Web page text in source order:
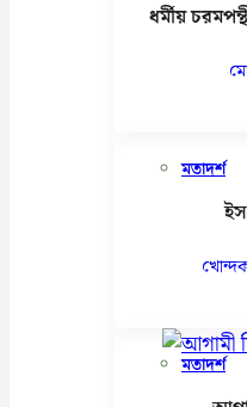
ধর্মীয়
মতাদর্শ
মতাদর্শ